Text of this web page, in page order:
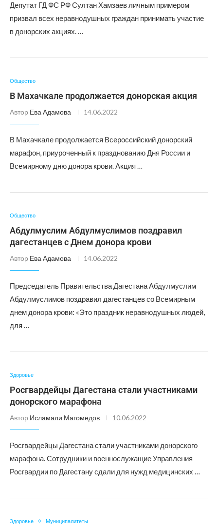
Депутат ГД ФС РФ Султан Хамзаев личным примером
призвал всех неравнодушных граждан принимать участие
в донорских акциях. …
Общество
В Махачкале продолжается донорская акция
Автор Ева Адамова 14.06.2022
В Махачкале продолжается Всероссийский донорский
марафон, приуроченный к празднованию Дня России и
Всемирному дню донора крови. Акция …
Общество
Абдулмуслим Абдулмуслимов поздравил
дагестанцев с Днем донора крови
Автор Ева Адамова 14.06.2022
Председатель Правительства Дагестана Абдулмуслим
Абдулмуслимов поздравил дагестанцев со Всемирным
днем донора крови: «Это праздник неравнодушных людей,
для …
Здоровье
Росгвардейцы Дагестана стали участниками
донорского марафона
Автор Исламали Магомедов 10.06.2022
Росгвардейцы Дагестана стали участниками донорского
марафона. Сотрудники и военнослужащие Управления
Росгвардии по Дагестану сдали для нужд медицинских …
Здоровье Муниципалитеты